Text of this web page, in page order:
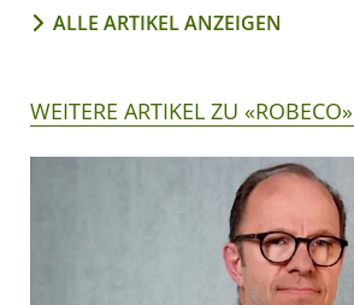
ALLE ARTIKEL ANZEIGEN
WEITERE ARTIKEL ZU «ROBECO»